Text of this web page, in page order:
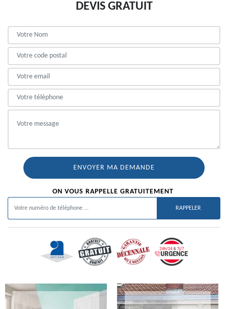
DEVIS GRATUIT
ON VOUS RAPPELLE GRATUITEMENT